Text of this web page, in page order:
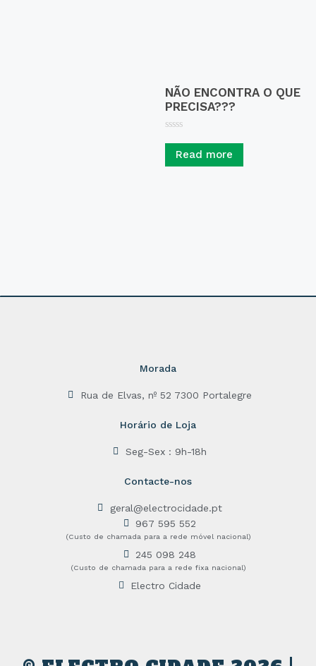
NÃO ENCONTRA O QUE
PRECISA???
e
Read more
Morada
Rua de Elvas, nº 52 7300 Portalegre
Horário de Loja
Seg-Sex : 9h-18h
Contacte-nos
geral@electrocidade.pt
967 595 552
(Custo de chamada para a rede móvel nacional)
245 098 248
(Custo de chamada para a rede fixa nacional)
Electro Cidade